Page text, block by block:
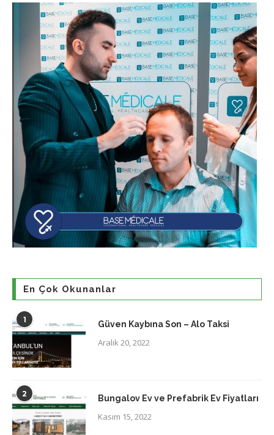
En Çok Okunanlar
1 Güven Kaybına Son – Alo Taksi
Aralık 20, 2022
2 Bungalov Ev ve Prefabrik Ev Fiyatları
Kasım 15, 2022